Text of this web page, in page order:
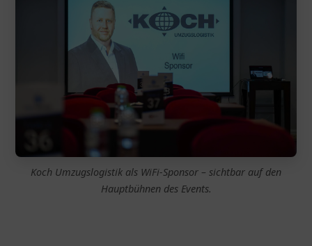
Koch Umzugslogistik als WiFi-Sponsor – sichtbar auf den
Hauptbühnen des Events.